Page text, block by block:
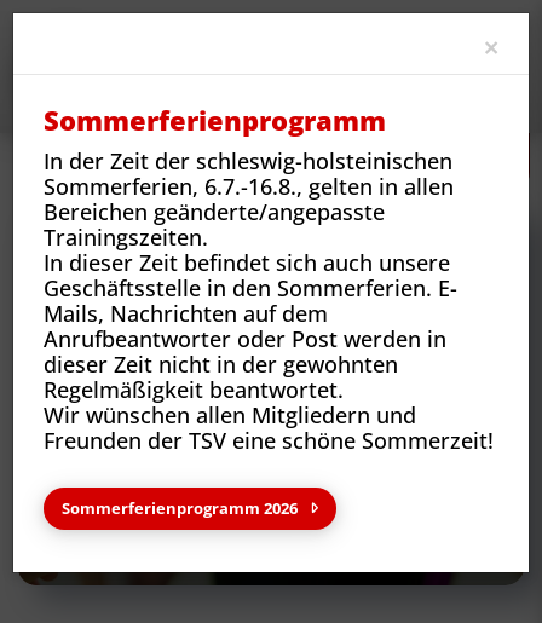
Neues Vereins-News Jugendreise 2023
Neues aus deinem Verein
×
Sommerferienprogramm
In der Zeit der schleswig-holsteinischen
Sommerferien, 6.7.-16.8., gelten in allen
Bereichen geänderte/angepasste
Trainingszeiten.
In dieser Zeit befindet sich auch unsere
Geschäftsstelle in den Sommerferien. E-
Mails, Nachrichten auf dem
Anrufbeantworter oder Post werden in
dieser Zeit nicht in der gewohnten
Regelmäßigkeit beantwortet.
Wir wünschen allen Mitgliedern und
Freunden der TSV eine schöne Sommerzeit!
Sommerferienprogramm 2026